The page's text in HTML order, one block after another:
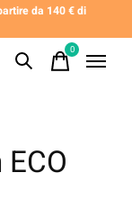
da 140 € di
0items